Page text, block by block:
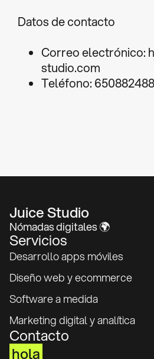
Datos de contacto
Correo electrónico:
studio.com
Teléfono: 650882488
Juice Studio
Nómadas digitales 🌍
Servicios
Desarrollo apps móviles
Diseño web y ecommerce
Software a medida
Marketing digital​ y analítica
Contacto
hola